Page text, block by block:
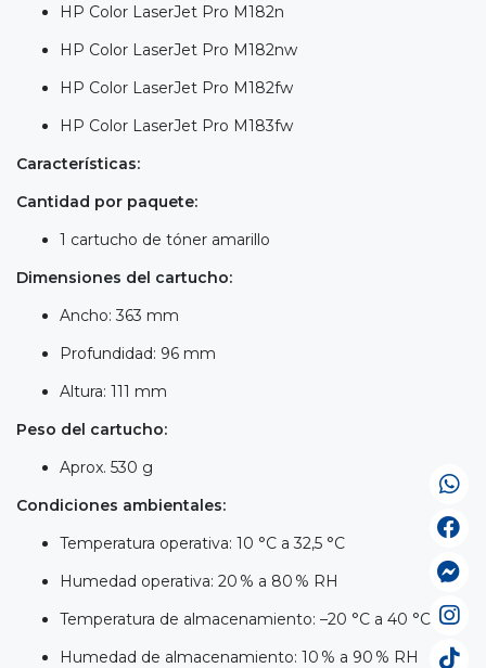
HP Color LaserJet Pro M182n
HP Color LaserJet Pro M182nw
HP Color LaserJet Pro M182fw
HP Color LaserJet Pro M183fw
Características:
Cantidad por paquete:
1 cartucho de tóner amarillo
Dimensiones del cartucho:
Ancho: 363 mm
Profundidad: 96 mm
Altura: 111 mm
Peso del cartucho:
Aprox. 530 g
Condiciones ambientales:
Temperatura operativa: 10 °C a 32,5 °C
Humedad operativa: 20 % a 80 % RH
Temperatura de almacenamiento: –20 °C a 40 °C
Humedad de almacenamiento: 10 % a 90 % RH